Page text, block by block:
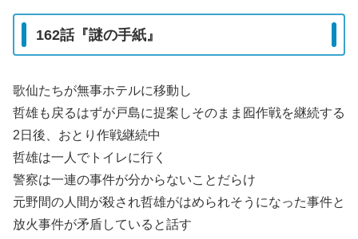
162話『謎の手紙』
歌仙たちが無事ホテルに移動し
哲雄も戻るはずが戸島に提案しそのまま囮作戦を継続する
2日後、おとり作戦継続中
哲雄は一人でトイレに行く
警察は一連の事件が分からないことだらけ
元野間の人間が殺され哲雄がはめられそうになった事件と
放火事件が矛盾していると話す